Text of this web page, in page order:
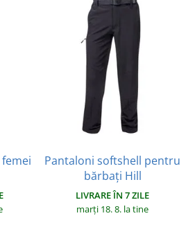
Pantaloni softshell pentru
bărbați Hill
LIVRARE ÎN 7 ZILE
marți 18. 8. la tine